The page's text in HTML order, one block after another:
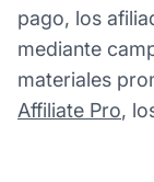
pago, los
mediante
materiales
Affiliate Pro,